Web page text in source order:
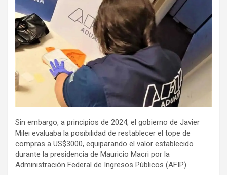
Sin embargo, a principios de 2024, el gobierno de Javier
Milei evaluaba la posibilidad de restablecer el tope de
compras a US$3000, equiparando el valor establecido
durante la presidencia de Mauricio Macri por la
Administración Federal de Ingresos Públicos (AFIP).